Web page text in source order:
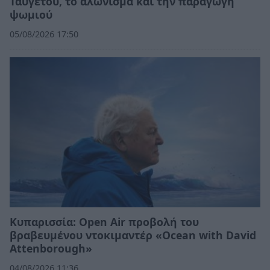
ψωμιού
05/08/2026 17:50
Κυπαρισσία: Open Air προβολή του
βραβευμένου ντοκιμαντέρ «Ocean with David
Attenborough»